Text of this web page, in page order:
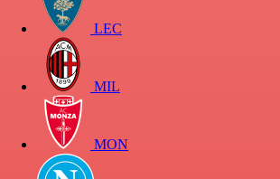
LEC
MIL
MON